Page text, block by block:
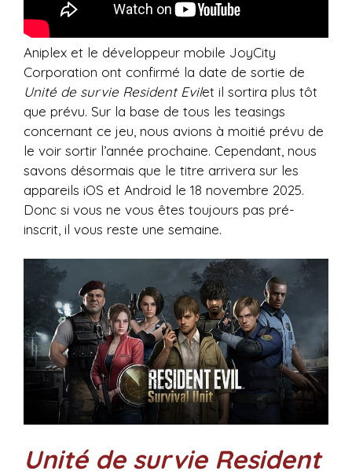
Aniplex et le développeur mobile JoyCity
Corporation ont confirmé la date de sortie de
Unité de survie Resident Evilet il sortira plus tôt
que prévu. Sur la base de tous les teasings
concernant ce jeu, nous avions à moitié prévu de
le voir sortir l’année prochaine. Cependant, nous
savons désormais que le titre arrivera sur les
appareils iOS et Android le 18 novembre 2025.
Donc si vous ne vous êtes toujours pas pré-
inscrit, il vous reste une semaine.
Unité de survie Resident